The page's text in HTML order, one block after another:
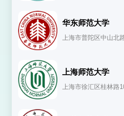
华东师范大学
上海市普陀区中山北
上海师范大学
上海市徐汇区桂林路